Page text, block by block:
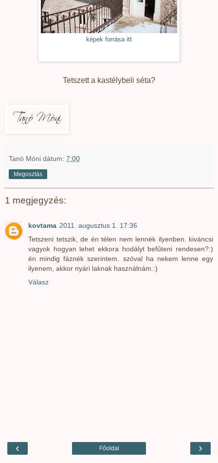
képek forrása itt
Tetszett a kastélybeli séta?
Tanó Móni dátum: 7:00
Megosztás
1 megjegyzés:
kovtama 2011. augusztus 1. 17:36
Tetszeni tetszik, de én télen nem lennék ilyenben. kiváncsi
vagyok hogyan lehet ekkora hodályt befűteni rendesen?:)
én mindig fáznék szerintem. szóval ha nekem lenne egy
ilyenem, akkor nyári laknak használnám.:)
Válasz
‹ ›
Főoldal